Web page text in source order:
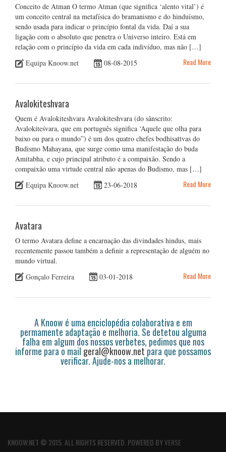
Conceito de Atman O termo Atman (que significa ‘alento vital’) é
um conceito central na metafísica do bramanismo e do hinduísmo,
sendo usada para indicar o princípio fontal da vida. Daí a sua
ligação com o absoluto que penetra o Universo inteiro. Está em
relação com o princípio da vida em cada indivíduo, mas não […]
Equipa Knoow.net
08-08-2015 Read More
Avalokiteshvara
Quem é Avalokiteshvara Avalokiteshvara (do sânscrito:
Avalokiteśvara, que em português significa ‘Aquele que olha para
baixo ou para o mundo”) é um dos quatro chefes bodhisattvas do
Budismo Mahayana, que surge como uma manifestação do buda
Amitabha, e cujo principal atributo é a compaixão. Sendo a
compaixão uma virtude central não apenas do Budismo, mas […]
Equipa Knoow.net
23-06-2018 Read More
Avatara
O termo Avatara define a encarnação das divindades hindus, mais
recentemente passou também a definir a representação de alguém no
mundo virtual.
Gonçalo Ferreira
03-01-2018 Read More
A Knoow é uma enciclopédia colaborativa e em
permamente adaptação e melhoria. Se detetou alguma
falha em algum dos nossos verbetes, pedimos que nos
informe para o mail geral@knoow.netpara que possamos
verificar. Ajude-nos a melhorar.
KNOOW.NET © 2015. ALL RIGHTS RESERVED. POWERED BYVERSE